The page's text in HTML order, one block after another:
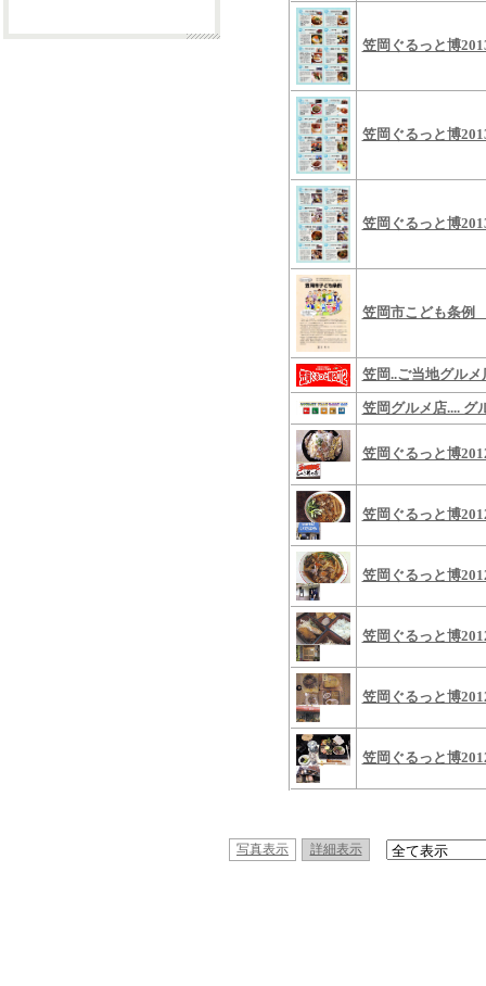
笠岡ぐるっと博
笠岡ぐるっと博
笠岡ぐるっと博
笠岡市こども条
笠岡..ご当地グル
笠岡グルメ店.... グ
笠岡ぐるっと博
笠岡ぐるっと博
笠岡ぐるっと博
笠岡ぐるっと博
笠岡ぐるっと博
笠岡ぐるっと博
写真表示 詳細表示